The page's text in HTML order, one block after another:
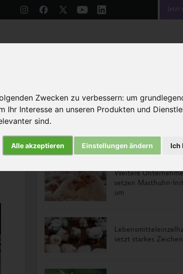
Zwecken zu verbessern: um
Ihr Interesse an unseren Produkten und
sind.
Alle akzeptieren Ich
Einstellungen ändern
Jetzt
Das könnte Sie auch
Weitere
setzen Masthuhn-
um
setzt starkes Zeichen